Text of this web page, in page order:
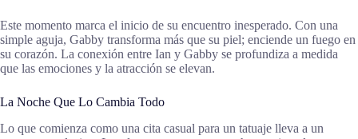
Este momento marca el inicio de su encuentro inesperado. Con una
simple aguja, Gabby transforma más que su piel; enciende un fuego en
su corazón. La conexión entre Ian y Gabby se profundiza a medida
que las emociones y la atracción se elevan.
La Noche Que Lo Cambia Todo
Lo que comienza como una cita casual para un tatuaje lleva a un